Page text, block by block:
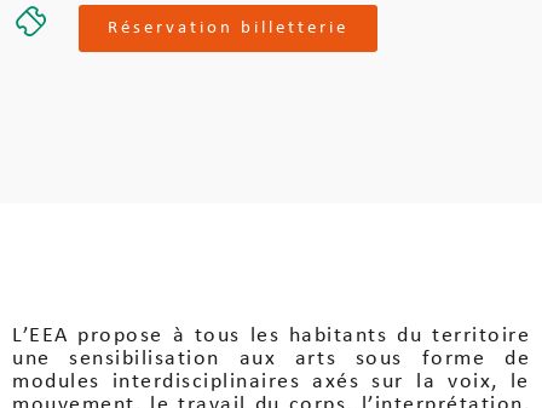
L’EEA propose à tous les habitants du territoire
une sensibilisation aux arts sous forme de
modules interdisciplinaires axés sur la voix, le
Réservation billetterie